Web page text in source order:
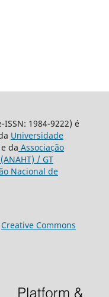
ISSN: 1984-9222) é
Universidade
e da Associação
/ GT
Nacional de
Creative Commons